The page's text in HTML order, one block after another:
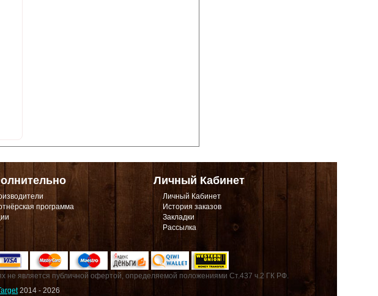
программа
Личный Кабинет
Личный Кабинет
История заказов
Закладки
Рассылка
не является публичной офертой, определяемой положениями Ст.437 ч.2 ГК РФ.
2014 - 2026